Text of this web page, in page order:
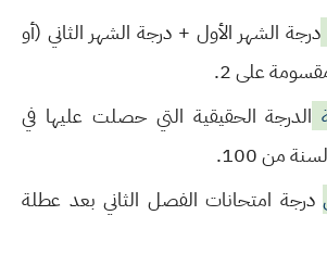
درجة الشهر الأول + درجة الشهر الثاني (أو
على 2.
الدرجة الحقيقية التي حصلت عليها في
من 100.
درجة امتحانات الفصل الثاني بعد عطلة